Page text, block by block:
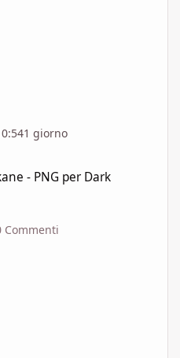
1 giorno
- PNG per Dark
Commenti